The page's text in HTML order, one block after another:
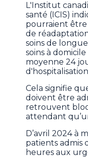
L'Institut
santé (ICIS)
pourraient être
de
soins de
soins à
moyenne 24
Cela signifie
doivent être
retrouvent
attendant
D’avril 2024 à
patients admis
heures aux